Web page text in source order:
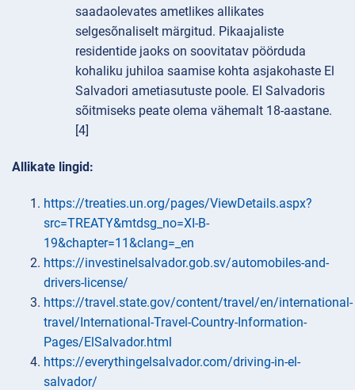
saadaolevates ametlikes allikates
selgesõnaliselt märgitud. Pikaajaliste
residentide jaoks on soovitatav pöörduda
kohaliku juhiloa saamise kohta asjakohaste El
Salvadori ametiasutuste poole. El Salvadoris
sõitmiseks peate olema vähemalt 18-aastane.
[4]
Allikate lingid:
https://treaties.un.org/pages/ViewDetails.aspx?
src=TREATY&mtdsg_no=XI-B-
19&chapter=11&clang=_en
https://investinelsalvador.gob.sv/automobiles-and-
drivers-license/
https://travel.state.gov/content/travel/en/international-
travel/International-Travel-Country-Information-
Pages/ElSalvador.html
https://everythingelsalvador.com/driving-in-el-
salvador/